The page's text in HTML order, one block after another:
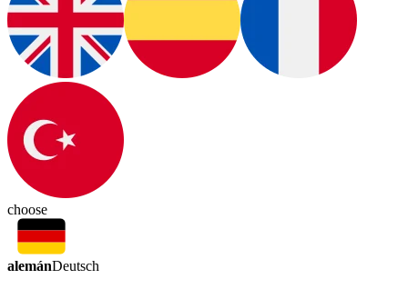
choose
alemánDeutsch